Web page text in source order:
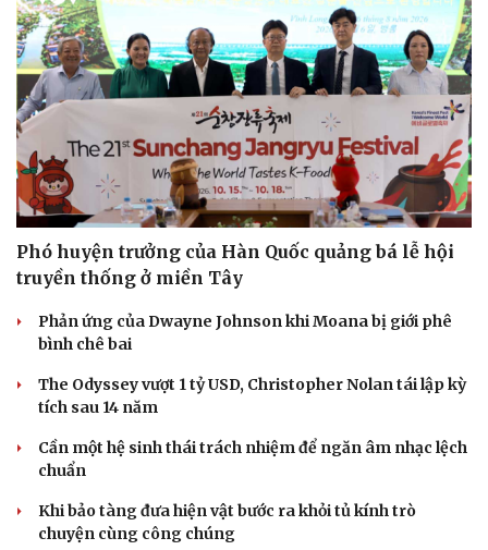
Du lịch
Tư vấn
Săn Tour
Podcast
Câu chuyện thời sự
Kể chuyện cho bé
Phó huyện trưởng của Hàn Quốc quảng bá lễ hội
truyền thống ở miền Tây
Phản ứng của Dwayne Johnson khi Moana bị giới phê
bình chê bai
The Odyssey vượt 1 tỷ USD, Christopher Nolan tái lập kỳ
tích sau 14 năm
Cần một hệ sinh thái trách nhiệm để ngăn âm nhạc lệch
chuẩn
Khi bảo tàng đưa hiện vật bước ra khỏi tủ kính trò
chuyện cùng công chúng